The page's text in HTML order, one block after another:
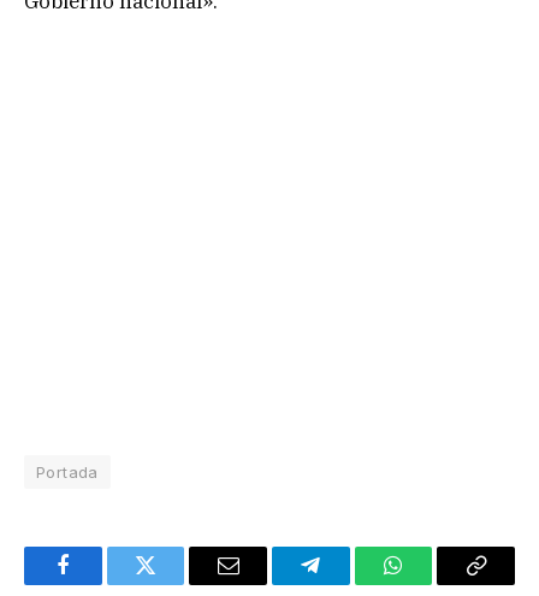
Portada
FacebookTwitter Email TelegramWhatsAppCopy